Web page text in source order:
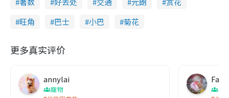
旺角
巴士 小巴 菊花
更多真实评价
annylai
寵物